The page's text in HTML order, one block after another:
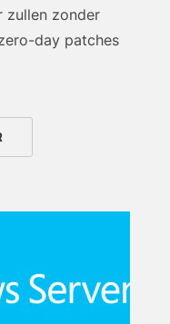
zonder
day patches